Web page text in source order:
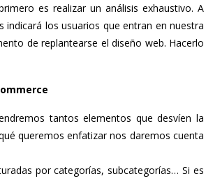
es realizar un análisis exhaustivo. A
los usuarios que entran en nuestra
de replantearse el diseño web. Hacerlo
tantos elementos que desvíen la
queremos enfatizar nos daremos cuenta
por categorías, subcategorías… Si es